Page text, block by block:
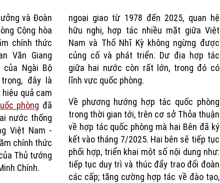
Time
và Đoàn
Cộng hòa
chính thức
Văn Giang
của Ngài Bộ
đây là
quả cam
phòng đã
nước thống
Việt Nam -
chính thức
Thủ tướng
Chính.
ngoại giao từ 1978 đến 2025, quan hệ
hữu nghị, hợp tác nhiều mặt giữa Việt
Nam và Thổ Nhĩ Kỳ không ngừng được
củng cố và phát triển. Dư địa hợp tác
giữa hai nước còn rất lớn, trong đó có
lĩnh vực quốc phòng.
Về phương hướng hợp tác quốc phòng
trong thời gian tới, trên cơ sở Thỏa thuận
về hợp tác quốc phòng mà hai Bên đã ký
kết vào tháng 7/2025. Hai bên sẽ tiếp tục
phối hợp, triển khai một số nội dung như:
tiếp tục duy trì và thúc đẩy trao đổi đoàn
các cấp; tăng cường hợp tác về đào tạo,